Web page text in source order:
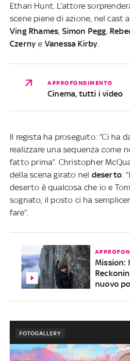
Ethan Hunt. L’attore
scene piene di azione, nel cast
Ving Rhames, Simon Pegg,
Czerny e Vanessa Kirby
APPROFONDIMENTO
Cinema, tutti i video
Il regista ha proseguito: ”Ci ha
realizzare una sequenza come
fatto prima”. Christopher
della scena girato nel deserto:
deserto è qualcosa che io e
sognato, il posto ci ha
fare”.
Mission:
nuovo
FOTOGALLERY